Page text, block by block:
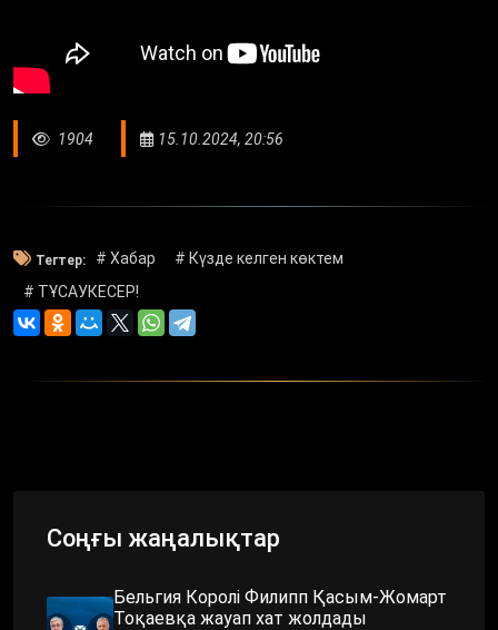
1904 15.10.2024, 20:56
Тегтер: # Хабар
# Күзде келген көктем
# ТҰСАУКЕСЕР!
Соңғы жаңалықтар
Бельгия Королі Филипп Қасым-Жомарт
Тоқаевқа жауап хат жолдады